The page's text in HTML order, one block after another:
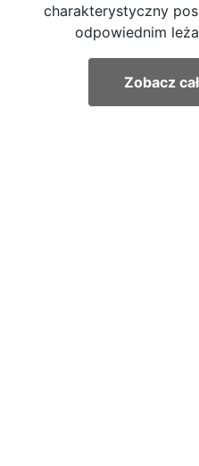
charakterystyczny
odpowiednim
Zobacz